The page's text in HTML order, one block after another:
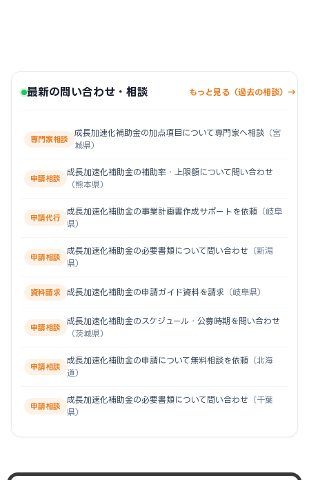
最新の問い合わせ・相談 もっと見る（過去の相談）→
専門家相談
成長加速化補助金の加点項目について専門家へ相談 （宮
城県）
申請相談
成長加速化補助金の補助率・上限額について問い合わせ
（熊本県）
申請代行
成長加速化補助金の事業計画書作成サポートを依頼 （岐阜
県）
申請相談
成長加速化補助金の必要書類について問い合わせ （新潟
県）
資料請求 成長加速化補助金の申請ガイド資料を請求 （岐阜県）
申請相談
成長加速化補助金のスケジュール・公募時期を問い合わせ
（茨城県）
申請相談
成長加速化補助金の申請について無料相談を依頼 （北海
道）
申請相談
成長加速化補助金の必要書類について問い合わせ （千葉
県）